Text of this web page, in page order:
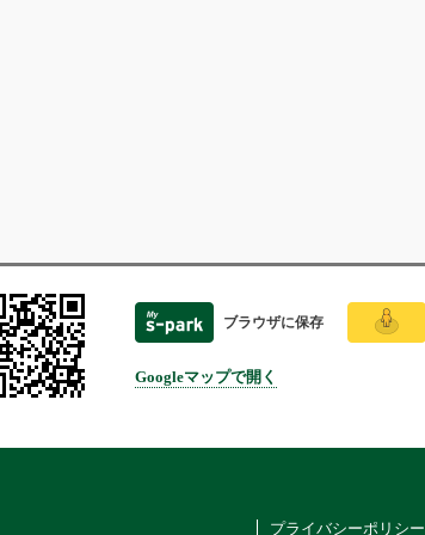
ブラウザに保存
Googleマップで開く
プライバシーポリシー